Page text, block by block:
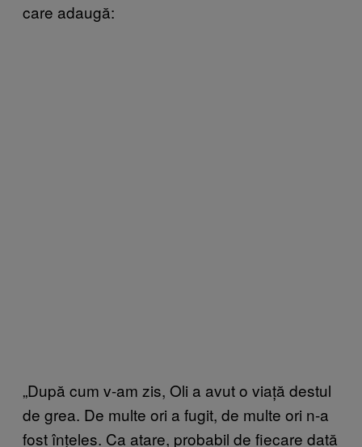
care adaugă:
„După cum v-am zis, Oli a avut o viață destul
de grea. De multe ori a fugit, de multe ori n-a
fost înțeles. Ca atare, probabil de fiecare dată